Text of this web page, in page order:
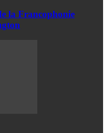
la Francophonie